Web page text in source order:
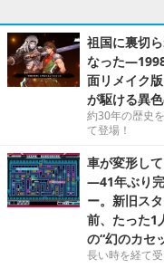
祖国に裏切
なった
面リメイク
が駆ける異
約30年の歴史
て登場！
車が変形し
―41年ぶり完
ー。新旧ス
前、たった1
の“幻のカセ
長い時を経て